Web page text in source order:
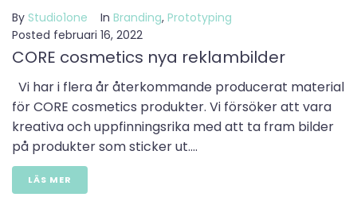
By Studio1one In Branding, Prototyping
Posted februari 16, 2022
CORE cosmetics nya reklambilder
Vi har i flera år återkommande producerat material
för CORE cosmetics produkter. Vi försöker att vara
kreativa och uppfinningsrika med att ta fram bilder
på produkter som sticker ut....
LÄS MER